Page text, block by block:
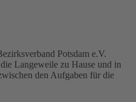
Potsdam e.V.
Langeweile zu Hause und in
den Aufgaben für die